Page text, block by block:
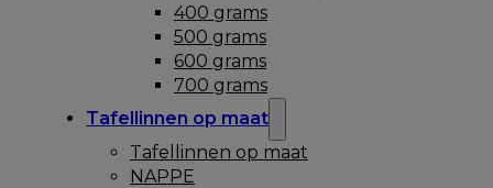
400 grams
500 grams
600 grams
700 grams
Tafellinnen op maat
Tafellinnen op maat
NAPPE